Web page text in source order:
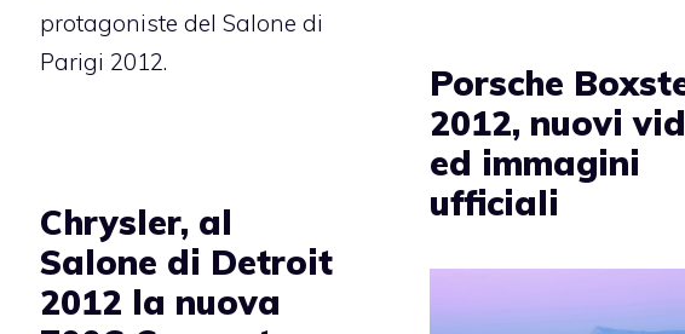
protagoniste del Salone di
Parigi 2012.
Porsche
2012, nuovi
ed immagini
ufficiali
Chrysler, al
Salone di Detroit
2012 la nuova